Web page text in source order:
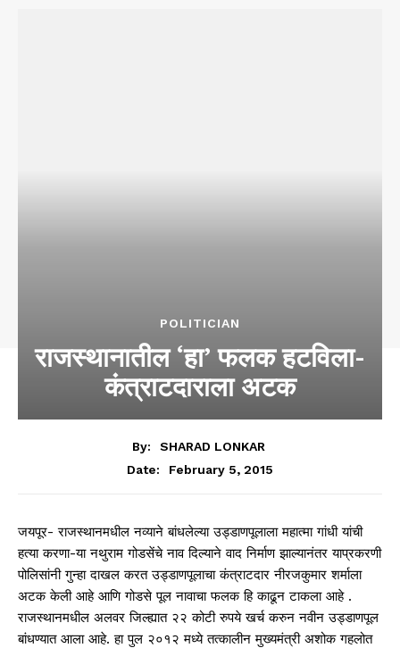
POLITICIAN
राजस्थानातील ‘हा’ फलक हटविला-
कंत्राटदाराला अटक
By:
SHARAD LONKAR
Date:
February 5, 2015
जयपूर- राजस्थानमधील नव्याने बांधलेल्या उड्डाणपूलाला महात्मा गांधी यांची
हत्या करणा-या नथुराम गोडसेंचे नाव दिल्याने वाद निर्माण झाल्यानंतर याप्रकरणी
पोलिसांनी गुन्हा दाखल करत उड्डाणपूलाचा कंत्राटदार नीरजकुमार शर्माला
अटक केली आहे आणि गोडसे पूल नावाचा फलक हि काढून टाकला आहे .
राजस्थानमधील अलवर जिल्ह्यात २२ कोटी रुपये खर्च करुन नवीन उड्डाणपूल
बांधण्यात आला आहे. हा पुल २०१२ मध्ये तत्कालीन मुख्यमंत्री अशोक गहलोत